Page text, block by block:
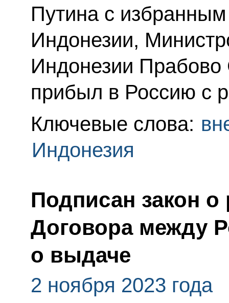
Путина с
Индонезии,
Индонезии Прабово
прибыл в Россию с
Ключевые слова:
Индонезия
Подписан закон
Договора между
о выдаче
2 ноября 2023 года